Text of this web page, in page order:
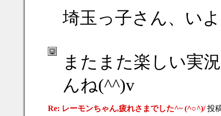
埼玉っ子さん、い
またまた楽しい実
んね(^^)v
Re: レーモンちゃん,疲れさまでした^~ (^○^)/投